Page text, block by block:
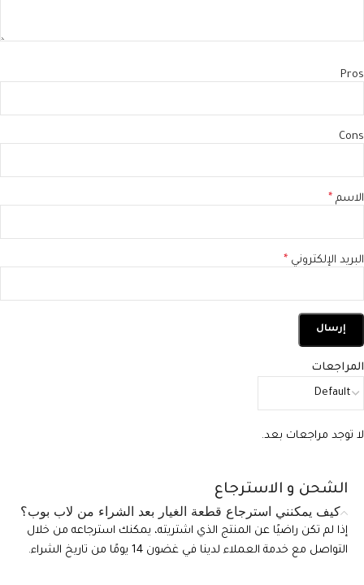
المراجعات
لا توجد مراجعات بعد.
Pros
Cons
الاسم *
البريد الإلكتروني *
الشحن و الاسترجاع
كيف يمكنني استرجاع قطعة الغيار بعد الشراء من لاب بوب؟
إذا لم تكن راضيًا عن المنتج الذي اشتريته، يمكنك استرجاعه من خلال
التواصل مع خدمة العملاء لدينا في غضون 14 يومًا من تاريخ الشراء.